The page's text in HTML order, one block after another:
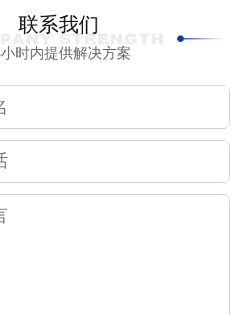
联系我们
小时内提供解决方案